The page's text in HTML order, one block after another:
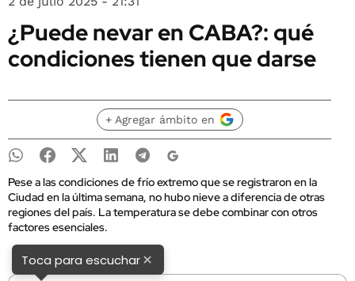
¿Puede nevar en CABA?: qué
condiciones tienen que darse
+ Agregar ámbito en
Pese a las condiciones de frío extremo que se registraron en la
Ciudad en la última semana, no hubo nieve a diferencia de otras
regiones del país. La temperatura se debe combinar con otros
factores esenciales.
Toca para escuchar×